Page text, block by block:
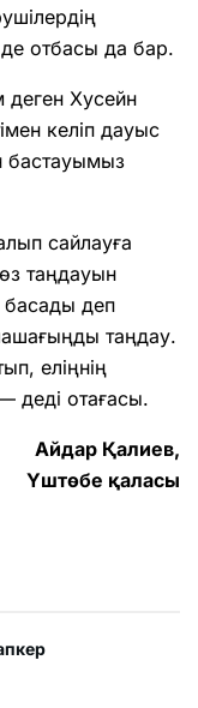
отбасы да бар.
деген Хусейн
келіп дауыс
бастауымыз
сайлауға
таңдауын
деп
таңдау.
еліңнің
деді отағасы.
Айдар Қалиев,
Үштөбе қаласы